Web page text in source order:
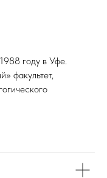
году в Уфе.
факультет,